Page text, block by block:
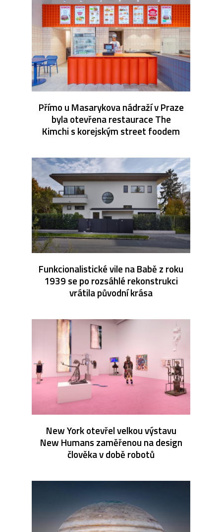
Přímo u Masarykova nádraží v Praze
byla otevřena restaurace The
Kimchi s korejským street foodem
Funkcionalistické vile na Babě z roku
1939 se po rozsáhlé rekonstrukci
vrátila původní krása
New York otevřel velkou výstavu
New Humans zaměřenou na design
člověka v době robotů